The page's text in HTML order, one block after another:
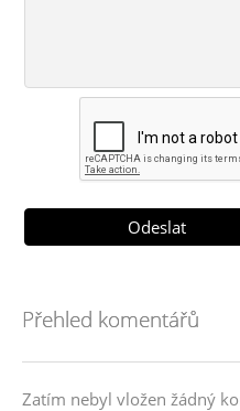
Přehled komentářů
Zatím nebyl vložen žádný